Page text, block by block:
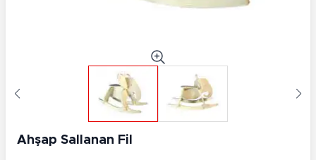
Ahşap Sallanan Fil